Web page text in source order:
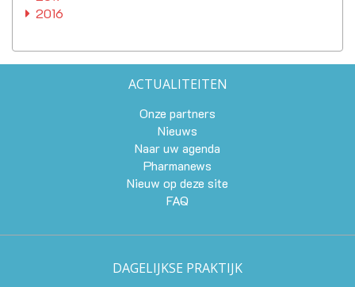
2016
ACTUALITEITEN
Onze partners
Nieuws
Naar uw agenda
Pharmanews
Nieuw op deze site
FAQ
DAGELIJKSE PRAKTIJK